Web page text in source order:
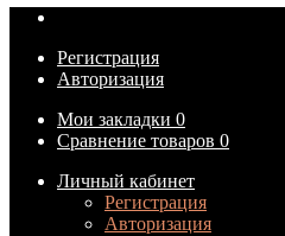
Регистрация
Авторизация
Мои закладки 0
Сравнение товаров 0
Личный кабинет
Регистрация
Авторизация